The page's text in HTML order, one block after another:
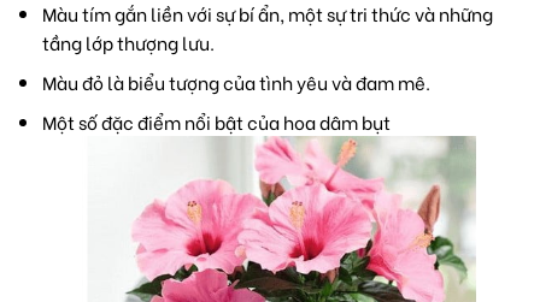
Màu tím gắn liền với sự bí ẩn, một sự tri thức và những
tầng lớp thượng lưu.
Màu đỏ là biểu tượng của tình yêu và đam mê.
Một số đặc điểm nổi bật của hoa dâm bụt